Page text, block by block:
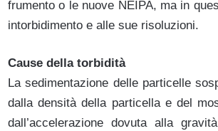
frumento o le nuove NEIPA, ma in
intorbidimento e alle sue risoluzioni.
Cause della torbidità
La sedimentazione delle particelle
dalla densità della particella e del
dall’accelerazione dovuta alla